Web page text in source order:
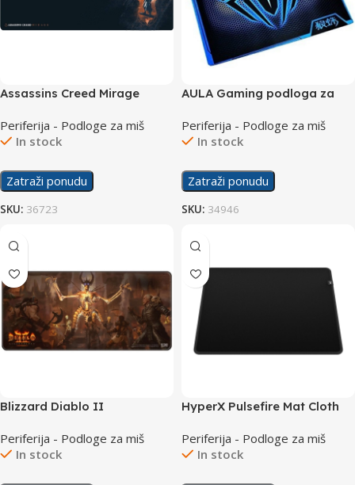
Assassins Creed Mirage
Periferija - Podloge za miš
In stock
Zatraži ponudu
SKU: 36723
AULA Gaming podloga za
Periferija - Podloge za miš
In stock
Zatraži ponudu
SKU: 34946
Blizzard Diablo II
Podloga za Miš XL
Periferija - Podloge za miš
In stock
HyperX Pulsefire Mat Cloth
4Z7X4AA
Periferija - Podloge za miš
In stock